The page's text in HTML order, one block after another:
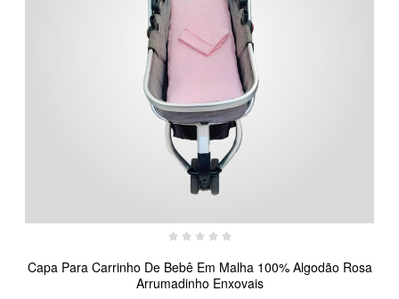
Capa Para Carrinho De Bebê Em Malha 100% Algodão Rosa
Arrumadinho Enxovais